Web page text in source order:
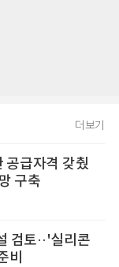
더보기
공급자격 갖췄
구축
검토··'실리콘
비